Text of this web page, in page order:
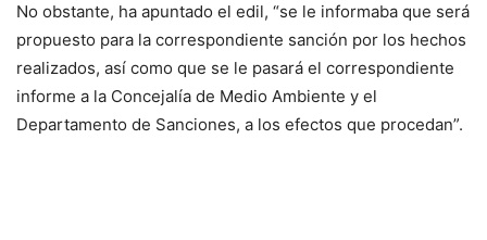
No obstante, ha apuntado el edil, “se le informaba que será
propuesto para la correspondiente sanción por los hechos
realizados, así como que se le pasará el correspondiente
informe a la Concejalía de Medio Ambiente y el
Departamento de Sanciones, a los efectos que procedan”.